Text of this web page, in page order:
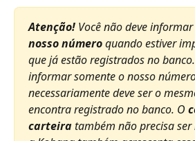
Atenção! Você não deve
nosso número quando estiver
que já estão registrados no
informar somente o nosso
necessariamente deve ser o
encontra registrado no banco. O
carteira também não precisa